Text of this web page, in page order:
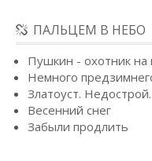
ПАЛЬЦЕМ В НЕБО
Пушкин - охотник на
Немного
Златоуст.
Весенний снег
Забыли продлить